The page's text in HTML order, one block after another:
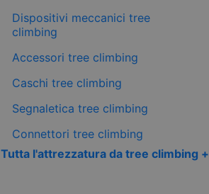
Dispositivi meccanici tree
climbing
Accessori tree climbing
Caschi tree climbing
Segnaletica tree climbing
Connettori tree climbing
Tutta l'attrezzatura da tree climbing +